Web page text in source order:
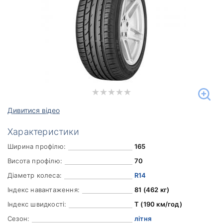
Дивитися відео
Характеристики
Ширина профілю:
165
Висота профілю:
70
Діаметр колеса:
R14
Індекс навантаження:
81 (462 кг)
Індекс швидкості:
T (190 км/год)
Сезон:
літня